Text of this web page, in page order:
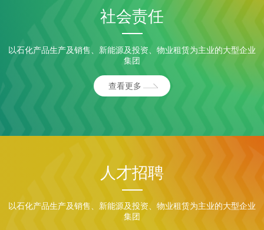
社会责任
以石化产品生产及销售、新能源及投资、物业租赁为主业的大型企业
集团
查看更多
人才招聘
以石化产品生产及销售、新能源及投资、物业租赁为主业的大型企业
集团